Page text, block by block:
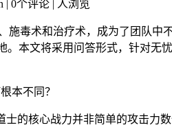
| 0个评论 | 人浏览
毒术和治疗术，成为了团队
。本文将采用问答形式，针对
本不同？
的核心战力并非简单的攻击力